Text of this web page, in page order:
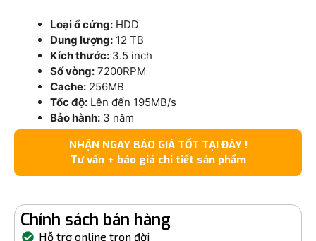
Loại ổ cứng: HDD
Dung lượng: 12 TB
Kích thước: 3.5 inch
Số vòng: 7200RPM
Cache: 256MB
Tốc độ: Lên đến 195MB/s
Bảo hành: 3 năm
NHẬN NGAY BÁO GIÁ TỐT TẠI ĐÂY !
Tư vấn + báo giá chi tiết sản phẩm
Chính sách bán hàng
Hỗ trợ online trọn đời